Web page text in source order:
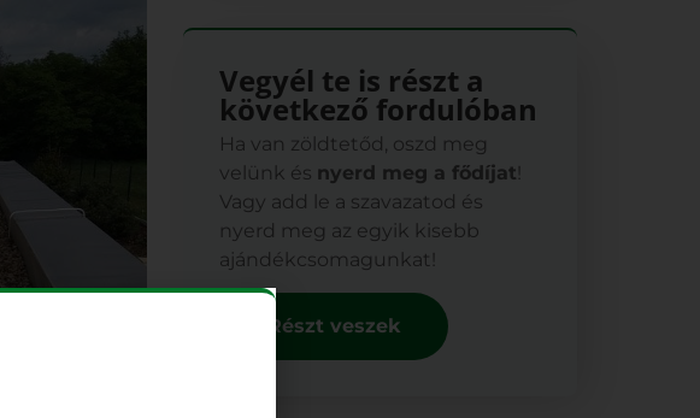
Vegyél te is részt a
következő fordulóban
Ha van zöldtetőd, oszd meg
velünk és nyerd meg a fődíjat
Vagy add le a szavazatod és
nyerd meg az egyik kisebb
ajándékcsomagunkat!
Részt veszek